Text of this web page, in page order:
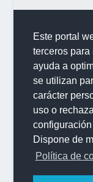
Este portal
terceros
ayuda a
se utilizan
carácter
uso o
Dispone de
Política de